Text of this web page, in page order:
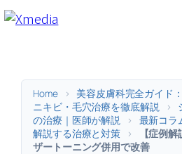
内
Home >
美容皮膚科完全ガイド
ニキビ・毛穴治療を徹底解説
>
の治療｜医師が解説
>
最新コラ
解説する治療と対策
>
【症例
ザートーニング併用で改善